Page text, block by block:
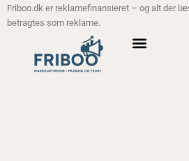
Friboo.dk er reklamefinansieret – og alt der
betragtes som reklame.